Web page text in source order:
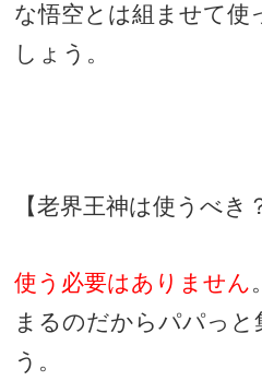
な悟空とは組ませて使
しょう。
【老界王神は使うべき
使う必要はありません。
まるのだからパパっと
う。